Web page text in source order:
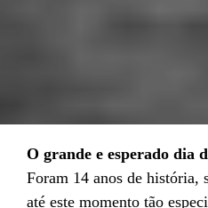
O grande e esperado dia
Foram 14 anos de história,
até este momento tão